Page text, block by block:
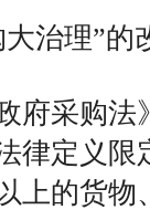
治理”的
府采购法
律定义限
上的货物